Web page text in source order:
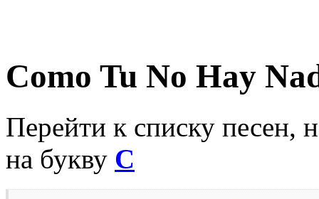
Como Tu No Hay
Перейти к списку песен,
на букву C